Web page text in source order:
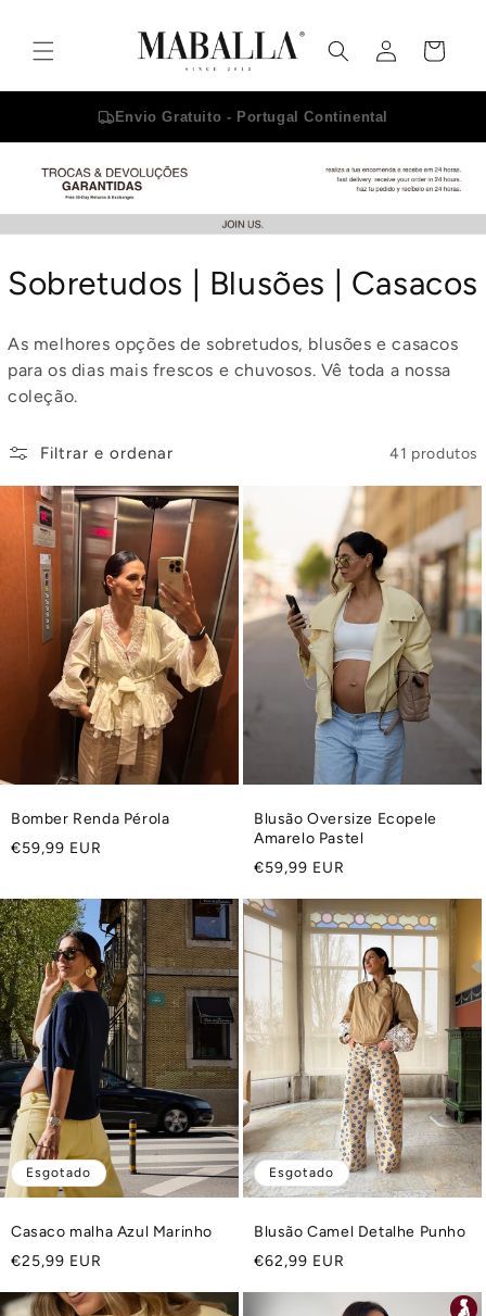
conteúdo
Iniciar
sessão
Carrinho
Envio Gratuito - Portugal Continental
C
l
e
ç
ã
o
:
Sobretudos | Blusões | Casacos
As melhores opções de sobretudos, blusões e casacos
para os dias mais frescos e chuvosos. Vê toda a nossa
coleção.
Filtrar e ordenar 41 produtos
Bomber Renda Pérola
Preço
€59,99 EUR
Blusão Oversize Ecopele
Amarelo Pastel
Preço
€59,99 EUR
Esgotado
Casaco malha Azul Marinho
Preço
€25,99 EUR
Esgotado
Blusão Camel Detalhe Punho
Preço
€62,99 EUR